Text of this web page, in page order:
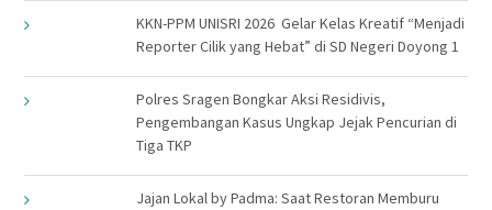
KKN-PPM UNISRI 2026 Gelar Kelas Kreatif “Menjadi
Reporter Cilik yang Hebat” di SD Negeri Doyong 1
Polres Sragen Bongkar Aksi Residivis,
Pengembangan Kasus Ungkap Jejak Pencurian di
Tiga TKP
Jajan Lokal by Padma: Saat Restoran Memburu